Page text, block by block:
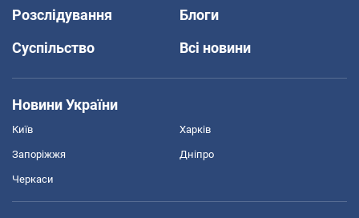
Розслідування
Блоги
Суспільство
Всі новини
Новини України
Київ Харків
Запоріжжя Дніпро
Черкаси